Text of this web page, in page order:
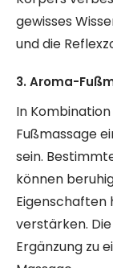
gewisses
und die
3. Aroma-
In
Fußmassage
sein.
können
Eigenschaften
verstärken.
Ergänzung zu